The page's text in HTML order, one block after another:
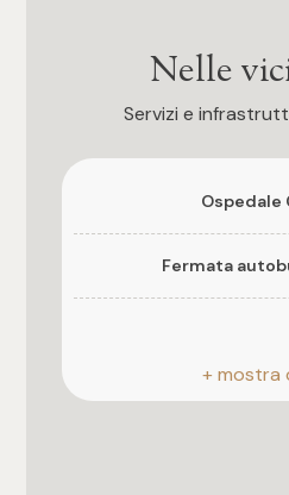
Nelle
Servizi e
Ospedale
Fermata
Qualsiasi
3